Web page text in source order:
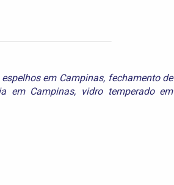
espelhos em Campinas, fechamento de
em Campinas, vidro temperado em